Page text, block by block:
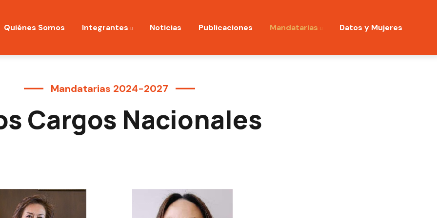
Quiénes Somos Integrantes Noticias Publicaciones Mandatarias Datos y Mujeres
Mandatarias 2024-2027
Cargos Nacionales